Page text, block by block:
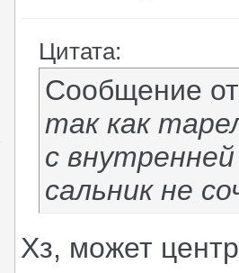
Цитата:
Сообщение
так как
с
сальник не
Хз, может